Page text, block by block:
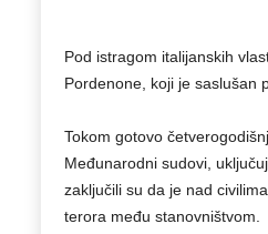
Pod istragom italijanskih
Pordenone, koji je saslušan
Tokom gotovo
Međunarodni sudovi,
zaključili su da je nad
terora među stanovništvom.